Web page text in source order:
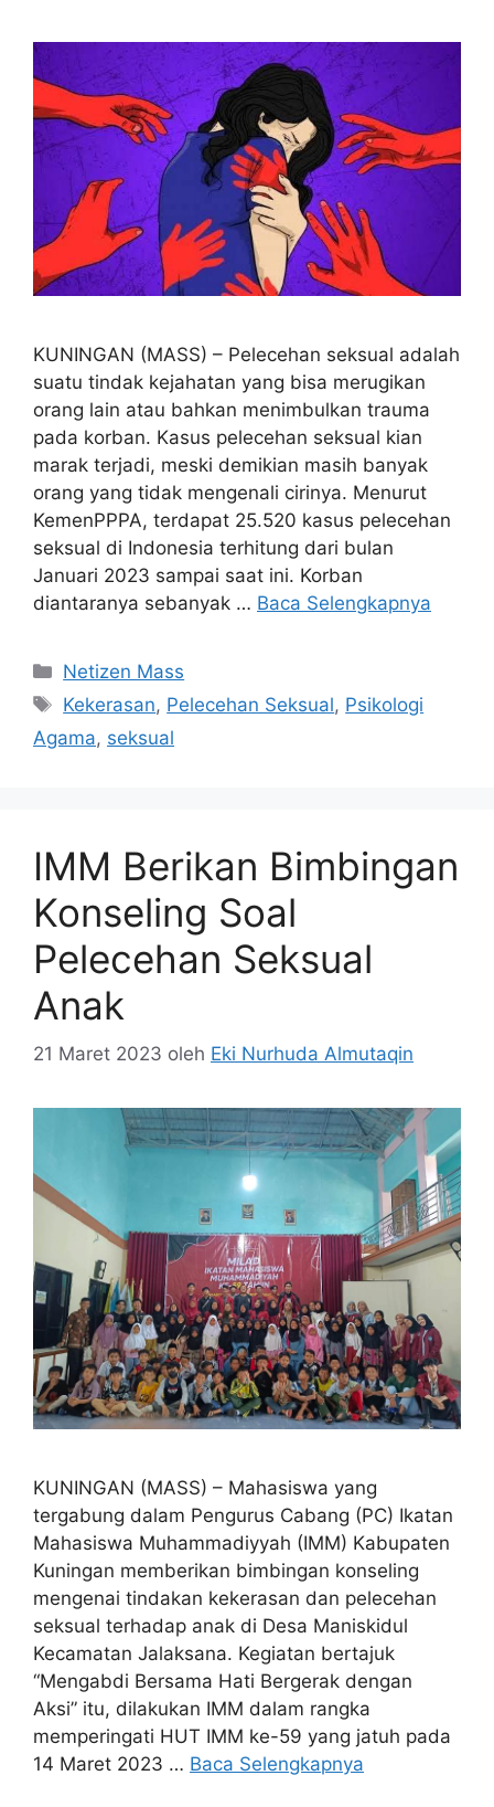
KUNINGAN (MASS) – Pelecehan seksual adalah
suatu tindak kejahatan yang bisa merugikan
orang lain atau bahkan menimbulkan trauma
pada korban. Kasus pelecehan seksual kian
marak terjadi, meski demikian masih banyak
orang yang tidak mengenali cirinya. Menurut
KemenPPPA, terdapat 25.520 kasus pelecehan
seksual di Indonesia terhitung dari bulan
Januari 2023 sampai saat ini. Korban
diantaranya sebanyak … Baca Selengkapnya
Kategori
Netizen Mass
Tag
Kekerasan, Pelecehan Seksual, Psikologi
Agama, seksual
IMM Berikan Bimbingan
Konseling Soal
Pelecehan Seksual
Anak
21 Maret 2023 oleh Eki Nurhuda Almutaqin
KUNINGAN (MASS) – Mahasiswa yang
tergabung dalam Pengurus Cabang (PC) Ikatan
Mahasiswa Muhammadiyyah (IMM) Kabupaten
Kuningan memberikan bimbingan konseling
mengenai tindakan kekerasan dan pelecehan
seksual terhadap anak di Desa Maniskidul
Kecamatan Jalaksana. Kegiatan bertajuk
“Mengabdi Bersama Hati Bergerak dengan
Aksi” itu, dilakukan IMM dalam rangka
memperingati HUT IMM ke-59 yang jatuh pada
14 Maret 2023 … Baca Selengkapnya